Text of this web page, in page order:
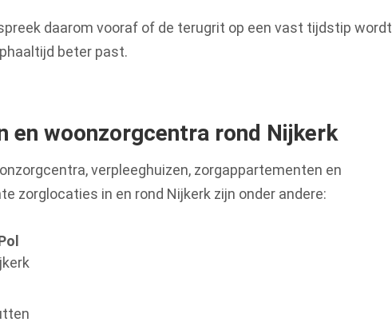
daarom vooraf of de terugrit op een vast tijdstip wordt
beter past.
en woonzorgcentra rond Nijkerk
verpleeghuizen, zorgappartementen en
zorglocaties in en rond Nijkerk zijn onder andere: